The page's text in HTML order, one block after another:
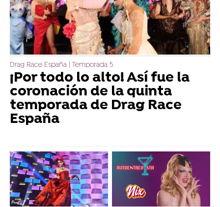
Drag Race España | Temporada 5
¡Por todo lo alto! Así fue la
coronación de la quinta
temporada de Drag Race
España